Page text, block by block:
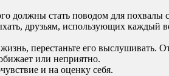
должны стать поводом для похвалы
друзьям, использующих каждый
перестаньте его выслушивать.
или неприятно.
и на оценку себя.